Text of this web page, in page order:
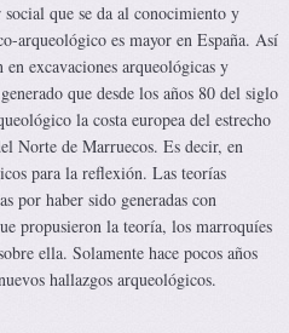
que se da al conocimiento y
arqueológico es mayor en España. Así
excavaciones arqueológicas y
que desde los años 80 del siglo
la costa europea del estrecho
Norte de Marruecos. Es decir, en
para la reflexión. Las teorías
por haber sido generadas con
propusieron la teoría, los marroquíes
ella. Solamente hace pocos años
hallazgos arqueológicos.